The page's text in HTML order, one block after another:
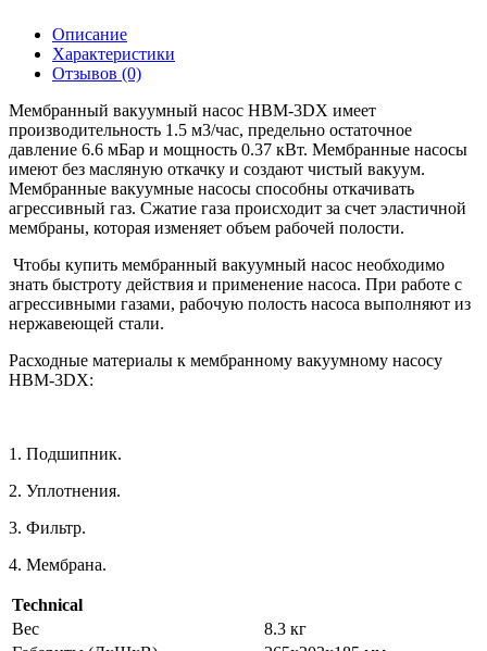
Описание
Характеристики
Отзывов (0)
Мембранный вакуумный насос НВМ-3DХ имеет
производительность 1.5 м3/час, предельно остаточное
давление 6.6 мБар и мощность 0.37 кВт. Мембранные насосы
имеют без масляную откачку и создают чистый вакуум.
Мембранные вакуумные насосы способны откачивать
агрессивный газ. Сжатие газа происходит за счет эластичной
мембраны, которая изменяет объем рабочей полости.
Чтобы купить мембранный вакуумный насос необходимо
знать быстроту действия и применение насоса. При работе с
агрессивными газами, рабочую полость насоса выполняют из
нержавеющей стали.
Расходные материалы к мембранному вакуумному насосу
НВМ-3DХ:
1. Подшипник.
2. Уплотнения.
3. Фильтр.
4. Мембрана.
Technical
Вес
8.3 кг